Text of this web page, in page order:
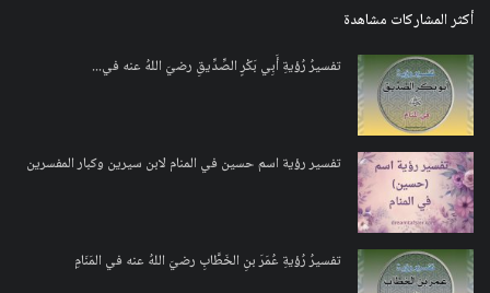
أكثر المشاركات مشاهدة
تفسيرُ رُؤيةِ أَبِي بَكْرٍ الصِّدِّيقِ رضيَ اللهُ عنه في...
تفسير رؤية اسم حسين في المنام لابن سيرين وكبار المفسرين
تفسيرُ رُؤيةِ عُمَرَ بنِ الخَطَّابِ رضيَ اللهُ عنه في المَنَامِ